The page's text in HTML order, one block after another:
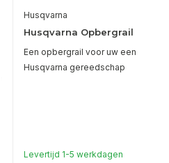
Husqvarna
Husqvarna Opbergrail
Een opbergrail voor uw een
Husqvarna gereedschap
Levertijd 1-5 werkdagen